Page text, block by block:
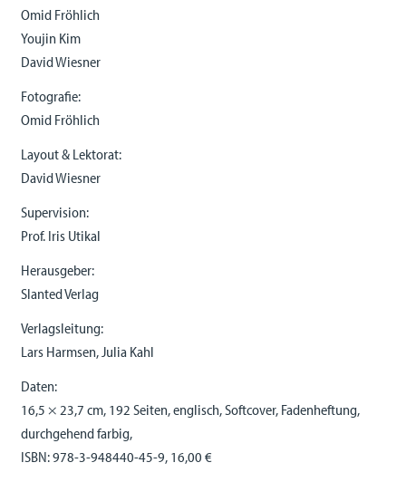
Omid Fröhlich
Youjin Kim
David Wiesner
Fotografie:
Omid Fröhlich
Layout & Lektorat:
David Wiesner
Supervision:
Prof. Iris Utikal
Herausgeber:
Slanted Verlag
Verlagsleitung:
Lars Harmsen, Julia Kahl
Daten:
16,5 × 23,7 cm, 192 Seiten, englisch, Softcover, Fadenheftung,
durchgehend farbig,
ISBN: 978-3-948440-45-9, 16,00 €